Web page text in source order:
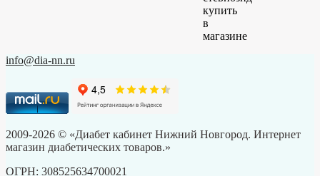
купить
в
магазине
info@dia-nn.ru
2009-2026 © «Диабет кабинет Нижний Новгород. Интернет
магазин диабетических товаров.»
ОГРН: 308525634700021